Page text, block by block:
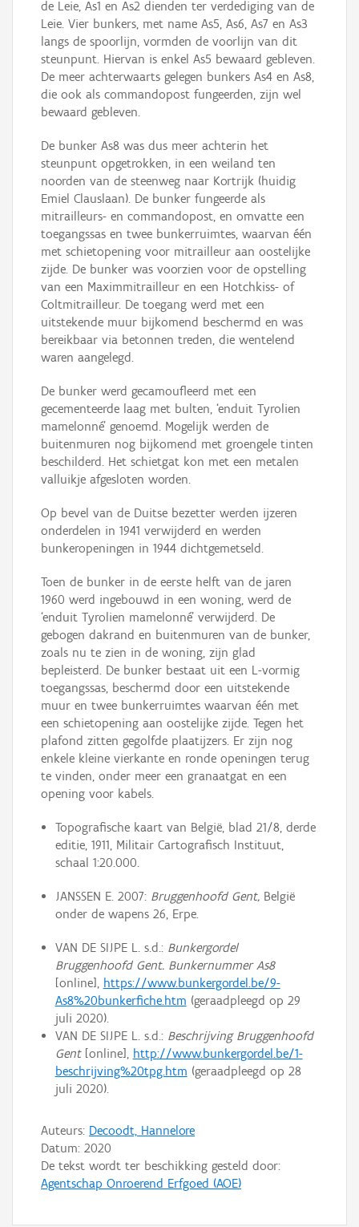
de Leie, As1 en As2 dienden ter verdediging van de
Leie. Vier bunkers, met name As5, As6, As7 en As3
langs de spoorlijn, vormden de voorlijn van dit
steunpunt. Hiervan is enkel As5 bewaard gebleven.
De meer achterwaarts gelegen bunkers As4 en As8,
die ook als commandopost fungeerden, zijn wel
bewaard gebleven.
De bunker As8 was dus meer achterin het
steunpunt opgetrokken, in een weiland ten
noorden van de steenweg naar Kortrijk (huidig
Emiel Clauslaan). De bunker fungeerde als
mitrailleurs- en commandopost, en omvatte een
toegangssas en twee bunkerruimtes, waarvan één
met schietopening voor mitrailleur aan oostelijke
zijde. De bunker was voorzien voor de opstelling
van een Maximmitrailleur en een Hotchkiss- of
Coltmitrailleur. De toegang werd met een
uitstekende muur bijkomend beschermd en was
bereikbaar via betonnen treden, die wentelend
waren aangelegd.
De bunker werd gecamoufleerd met een
gecementeerde laag met bulten, ‘enduit Tyrolien
mamelonné’ genoemd. Mogelijk werden de
buitenmuren nog bijkomend met groengele tinten
beschilderd. Het schietgat kon met een metalen
valluikje afgesloten worden.
Op bevel van de Duitse bezetter werden ijzeren
onderdelen in 1941 verwijderd en werden
bunkeropeningen in 1944 dichtgemetseld.
Toen de bunker in de eerste helft van de jaren
1960 werd ingebouwd in een woning, werd de
‘enduit Tyrolien mamelonné’ verwijderd. De
gebogen dakrand en buitenmuren van de bunker,
zoals nu te zien in de woning, zijn glad
bepleisterd. De bunker bestaat uit een L-vormig
toegangssas, beschermd door een uitstekende
muur en twee bunkerruimtes waarvan één met
een schietopening aan oostelijke zijde. Tegen het
plafond zitten gegolfde plaatijzers. Er zijn nog
enkele kleine vierkante en ronde openingen terug
te vinden, onder meer een granaatgat en een
opening voor kabels.
Topografische kaart van België, blad 21/8, derde
editie, 1911, Militair Cartografisch Instituut,
schaal 1:20.000.
JANSSEN E. 2007: Bruggenhoofd Gent,België
onder de wapens 26, Erpe.
VAN DE SIJPE L. s.d.: Bunkergordel
Bruggenhoofd Gent. Bunkernummer As8
[online], https://www.bunkergordel.be/9-
As8%20bunkerfiche.htm (geraadpleegd op 29
juli 2020).
VAN DE SIJPE L. s.d.: Beschrijving Bruggenhoofd
Gent[online], http://www.bunkergordel.be/1-
beschrijving%20tpg.htm (geraadpleegd op 28
juli 2020).
Auteurs: Decoodt, Hannelore
Datum: 2020
De tekst wordt ter beschikking gesteld door:
Agentschap Onroerend Erfgoed (AOE)